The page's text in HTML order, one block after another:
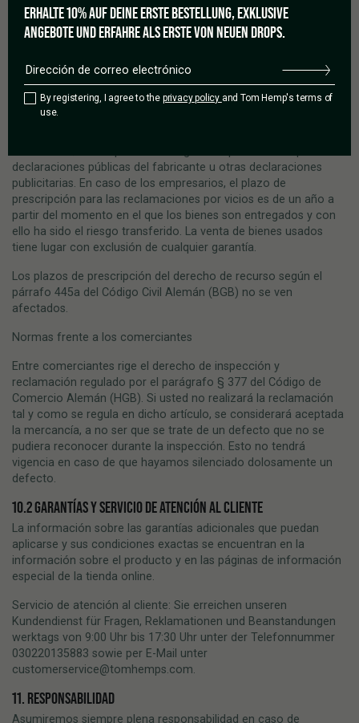
* debido a una promesa de garantía si así se ha acordado
* si se amplía el ámbito de aplicación de la ley de
Restricciones frente a los empresarios
Para empresarios, sólo nuestras propias especificaciones y las
descripciones de los productos del fabricante incluidas en el
declaraciones públicas del fabricante u otras declaraciones
publicitarias. En caso de los empresarios, el plazo de
prescripción para las reclamaciones por vicios es de un año a
partir del momento en el que los bienes son entregados y con
ello ha sido el riesgo transferido. La venta de bienes usados
tiene lugar con exclusión de cualquier garantía.
Los plazos de prescripción del derecho de recurso según el
párrafo 445a del Código Civil Alemán (BGB) no se ven
afectados.
Normas frente a los comerciantes
Entre comerciantes rige el derecho de inspección y
reclamación regulado por el parágrafo § 377 del Código de
Comercio Alemán (HGB). Si usted no realizará la reclamación
tal y como se regula en dicho artículo, se considerará aceptada
la mercancía, a no ser que se trate de un defecto que no se
pudiera reconocer durante la inspección. Esto no tendrá
vigencia en caso de que hayamos silenciado dolosamente un
defecto.
10.2 GARANTÍAS Y SERVICIO DE ATENCIÓN AL CLIENTE
La información sobre las garantías adicionales que puedan
aplicarse y sus condiciones exactas se encuentran en la
información sobre el producto y en las páginas de información
especial de la tienda online.
Servicio de atención al cliente: Sie erreichen unseren
Kundendienst für Fragen, Reklamationen und Beanstandungen
werktags von 9:00 Uhr bis 17:30 Uhr unter der Telefonnummer
030220135883 sowie per E-Mail unter
customerservice@tomhemps.com.
11. RESPONSABILIDAD
Asumiremos siempre plena responsabilidad en caso de
ERHALTE 10% AUF DEINE ERSTE BESTELLUNG, EXKLUSIVE
ANGEBOTE UND ERFAHRE ALS ERSTE VON NEUEN DROPS.
By registering, I agree to the privacy policy and Tom Hemp's terms of
use.